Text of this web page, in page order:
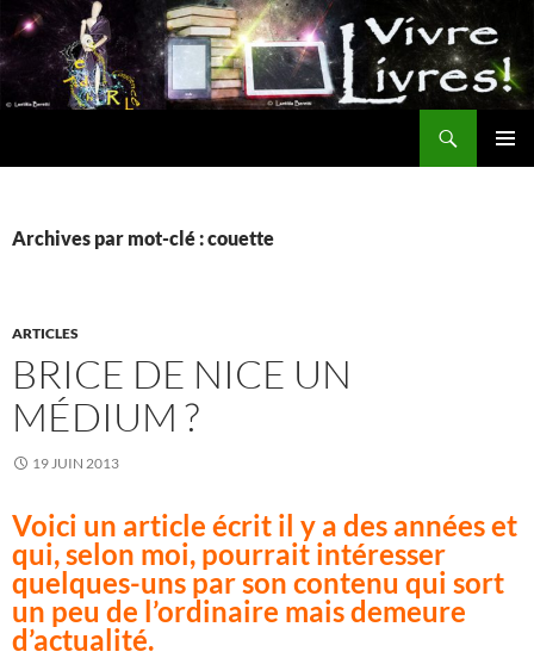
Aller
au
contenu
Archives par mot-clé : couette
ARTICLES
BRICE DE NICE UN
MÉDIUM ?
19 JUIN 2013
Voici un article écrit il y a des années et
qui, selon moi, pourrait intéresser
quelques-uns par son contenu qui sort
un peu de l’ordinaire mais demeure
d’actualité.